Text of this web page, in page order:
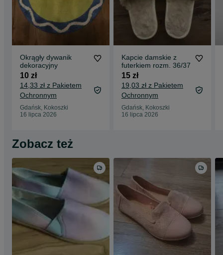
Okrągły dywanik
dekoracyjny
10 zł
14,33 zł z Pakietem
Ochronnym
Gdańsk, Kokoszki
16 lipca 2026
Kapcie damskie z
futerkiem rozm. 36/37
15 zł
19,03 zł z Pakietem
Ochronnym
Gdańsk, Kokoszki
16 lipca 2026
Zobacz też